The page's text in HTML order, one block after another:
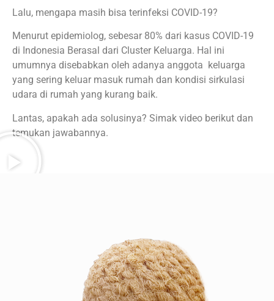
Lalu, mengapa masih bisa terinfeksi COVID-19?
Menurut epidemiolog, sebesar 80% dari kasus COVID-19
di Indonesia Berasal dari Cluster Keluarga. Hal ini
umumnya disebabkan oleh adanya anggota keluarga
yang sering keluar masuk rumah dan kondisi sirkulasi
udara di rumah yang kurang baik.
Lantas, apakah ada solusinya? Simak video berikut dan
temukan jawabannya.